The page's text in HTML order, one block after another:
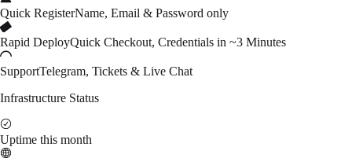
Quick RegisterName, Email & Password only
Rapid DeployQuick Checkout, Credentials in ~3 Minutes
SupportTelegram, Tickets & Live Chat
Infrastructure Status
Uptime this month